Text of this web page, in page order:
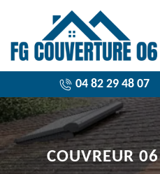
04 82 29 48 07
COUVREUR 06